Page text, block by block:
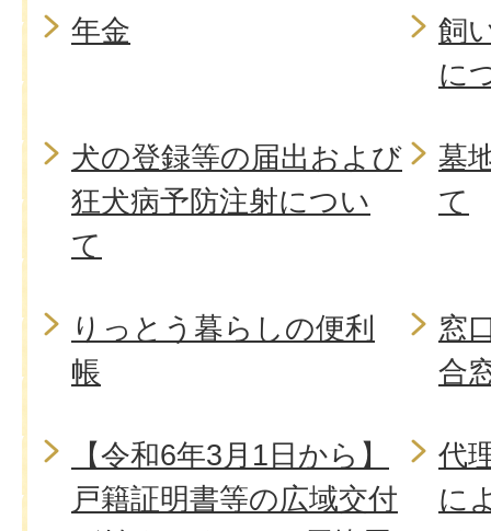
年金
飼
に
犬の登録等の届出および
狂犬病予防注射につい
て
墓
て
りっとう暮らしの便利
帳
窓
合
【令和6年3月1日から】
戸籍証明書等の広域交付
代
に